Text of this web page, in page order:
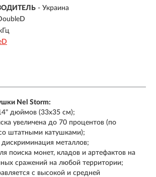
- Украина
Nel Storm:
дюймов (33х35 см);
увеличена до 70 процентов (по
штатными катушками);
дискриминация металлов;
поиска монет, кладов и артефактов на
сражений на любой территории;
с высокой и средней